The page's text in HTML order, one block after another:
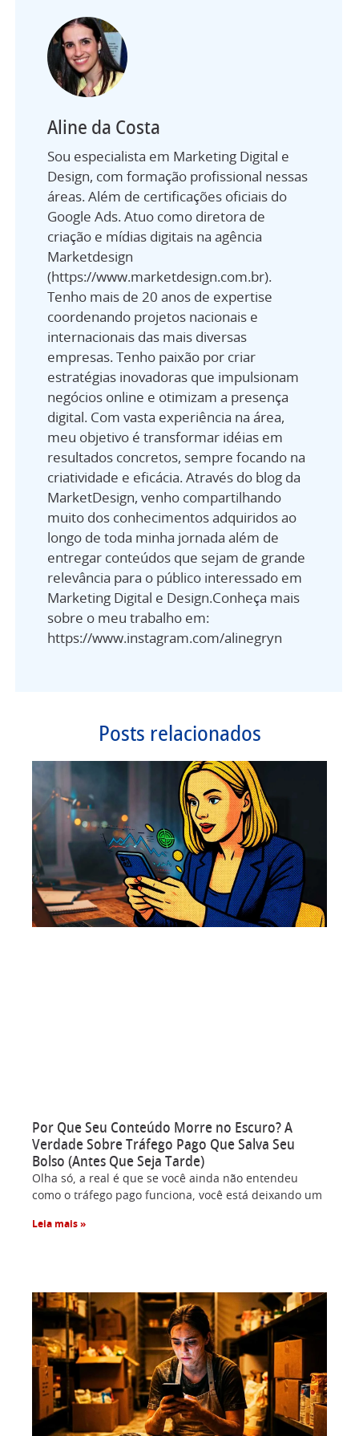
Aline da Costa
Sou especialista em Marketing Digital e
Design, com formação profissional nessas
áreas. Além de certificações oficiais do
Google Ads. Atuo como diretora de
criação e mídias digitais na agência
Marketdesign
(https://www.marketdesign.com.br).
Tenho mais de 20 anos de expertise
coordenando projetos nacionais e
internacionais das mais diversas
empresas. Tenho paixão por criar
estratégias inovadoras que impulsionam
negócios online e otimizam a presença
digital. Com vasta experiência na área,
meu objetivo é transformar idéias em
resultados concretos, sempre focando na
criatividade e eficácia. Através do blog da
MarketDesign, venho compartilhando
muito dos conhecimentos adquiridos ao
longo de toda minha jornada além de
entregar conteúdos que sejam de grande
relevância para o público interessado em
Marketing Digital e Design.Conheça mais
sobre o meu trabalho em:
https://www.instagram.com/alinegryn
Posts relacionados
Por Que Seu Conteúdo Morre no Escuro? A
Verdade Sobre Tráfego Pago Que Salva Seu
Bolso (Antes Que Seja Tarde)
Olha só, a real é que se você ainda não entendeu
como o tráfego pago funciona, você está deixando um
Leia mais »